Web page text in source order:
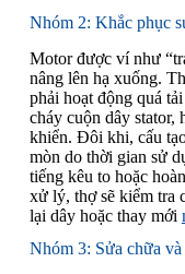
Nhóm 2: Khắc phục
Motor được ví như
nâng lên hạ xuống.
phải hoạt động quá
cháy cuộn dây stator,
khiển. Đôi khi, cấu
mòn do thời gian sử
tiếng kêu to hoặc
xử lý, thợ sẽ kiểm tra
lại dây hoặc thay mới
Nhóm 3: Sửa chữa